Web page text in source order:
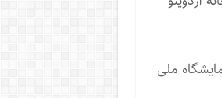
ملی